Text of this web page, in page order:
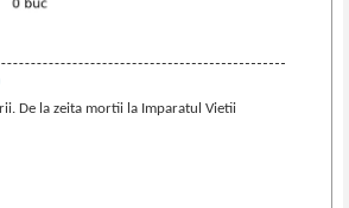
De la zeita mortii la Imparatul Vietii